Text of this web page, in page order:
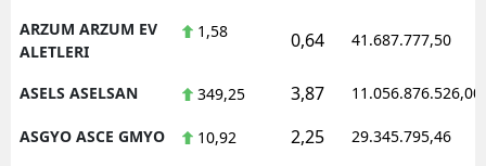
ARZUM ARZUM EV
ALETLERI
1,58 0,64 41.687.777,50
ASELS ASELSAN 349,25 3,87 11.056.876.526,00
ASGYO ASCE GMYO 10,92 2,25 29.345.795,46